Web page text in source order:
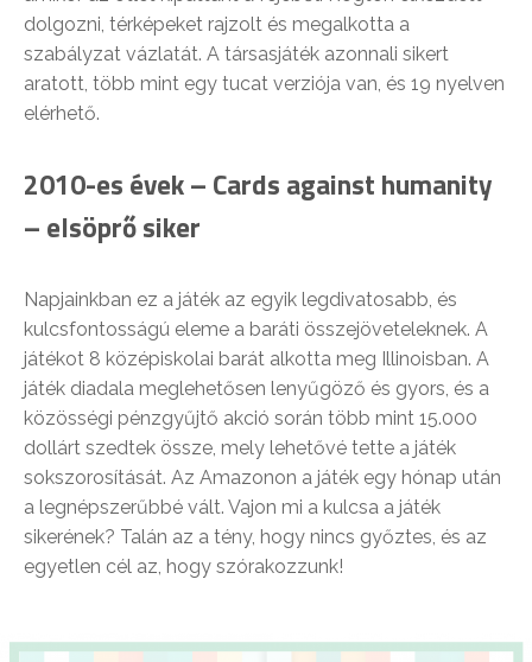
dolgozni, térképeket rajzolt és megalkotta a
szabályzat vázlatát. A társasjáték azonnali sikert
aratott, több mint egy tucat verziója van, és 19 nyelven
elérhető.
2010-es évek – Cards against humanity
– elsöprő siker
Napjainkban ez a játék az egyik legdivatosabb, és
kulcsfontosságú eleme a baráti összejöveteleknek. A
játékot 8 középiskolai barát alkotta meg Illinoisban. A
játék diadala meglehetősen lenyűgöző és gyors, és a
közösségi pénzgyűjtő akció során több mint 15.000
dollárt szedtek össze, mely lehetővé tette a játék
sokszorosítását. Az Amazonon a játék egy hónap után
a legnépszerűbbé vált. Vajon mi a kulcsa a játék
sikerének? Talán az a tény, hogy nincs győztes, és az
egyetlen cél az, hogy szórakozzunk!